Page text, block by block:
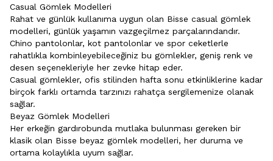
Casual Gömlek Modelleri
Rahat ve günlük kullanıma uygun olan Bisse casual gömlek
modelleri, günlük yaşamın vazgeçilmez parçalarındandır.
Chino pantolonlar, kot pantolonlar ve spor ceketlerle
rahatlıkla kombinleyebileceğiniz bu gömlekler, geniş renk ve
desen seçenekleriyle her zevke hitap eder.
Casual gömlekler, ofis stilinden hafta sonu etkinliklerine kadar
birçok farklı ortamda tarzınızı rahatça sergilemenize olanak
sağlar.
Beyaz Gömlek Modelleri
Her erkeğin gardırobunda mutlaka bulunması gereken bir
klasik olan Bisse beyaz gömlek modelleri, her duruma ve
ortama kolaylıkla uyum sağlar.